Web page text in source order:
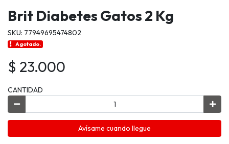
Brit Diabetes Gatos 2 Kg
SKU: 77949695474802
Agotado.
$ 23.000
CANTIDAD
Avísame cuando llegue